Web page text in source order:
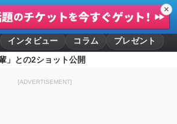
✕
インタビュー コラム
プレゼント
」との2ショット公開
[ADVERTISEMENT]